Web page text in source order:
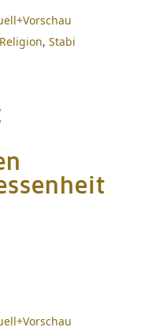
Religion, Stabi